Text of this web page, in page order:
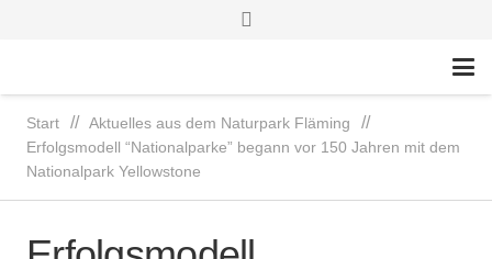
Start // Aktuelles aus dem Naturpark Fläming //
Erfolgsmodell “Nationalparke” begann vor 150 Jahren mit dem
Nationalpark Yellowstone